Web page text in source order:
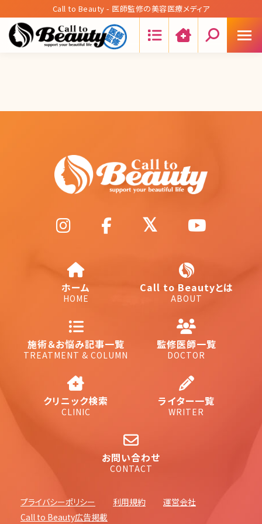
Call to Beauty - 医師監修の美容医療メディア
ホーム
HOME
Call to Beautyとは
ABOUT
施術＆お悩み記事一覧
TREATMENT & COLUMN
監修医師一覧
DOCTOR
クリニック検索
CLINIC
ライター一覧
WRITER
お問い合わせ
CONTACT
プライバシーポリシー 利用規約
運営会社
Call to Beauty広告掲載